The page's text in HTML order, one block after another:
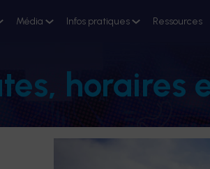
Média Infos pratiques Ressources
horaires